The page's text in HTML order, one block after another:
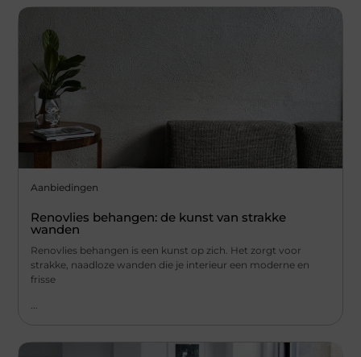
Aanbiedingen
Renovlies behangen: de kunst van strakke
wanden
Renovlies behangen is een kunst op zich. Het zorgt voor
strakke, naadloze wanden die je interieur een moderne en
frisse
...